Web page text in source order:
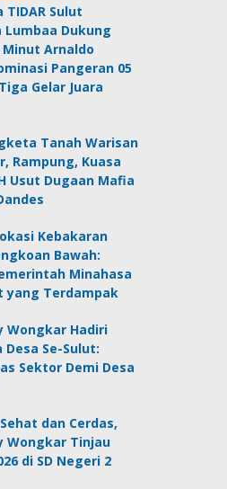
Sulut
Lumbaa Dukung
Minut Arnaldo
Pangeran 05
Gelar Juara
Tanah Warisan
Rampung, Kuasa
Usut Dugaan Mafia
Kebakaran
Bawah:
Minahasa
yang Terdampak
Wongkar Hadiri
Desa Se-Sulut:
Sektor Demi Desa
dan Cerdas,
Wongkar Tinjau
di SD Negeri 2